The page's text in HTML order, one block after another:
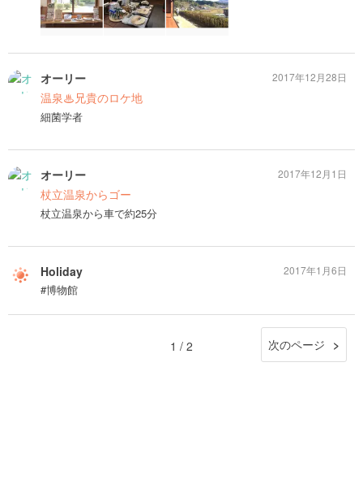
オーリー
温泉♨兄貴のロケ地
細菌学者
2017年12月28日
オーリー
杖立温泉からゴー
杖立温泉から車で約25分
2017年12月1日
Holiday
#博物館
2017年1月6日
1 / 2 次のページ